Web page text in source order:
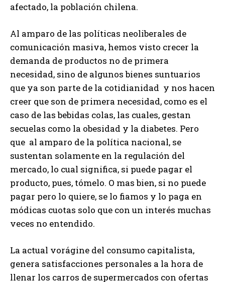
afectado, la población chilena.
Al amparo de las políticas neoliberales de
comunicación masiva, hemos visto crecer la
demanda de productos no de primera
necesidad, sino de algunos bienes suntuarios
que ya son parte de la cotidianidad y nos hacen
creer que son de primera necesidad, como es el
caso de las bebidas colas, las cuales, gestan
secuelas como la obesidad y la diabetes. Pero
que al amparo de la política nacional, se
sustentan solamente en la regulación del
mercado, lo cual significa, si puede pagar el
producto, pues, tómelo. O mas bien, si no puede
pagar pero lo quiere, se lo fiamos y lo paga en
módicas cuotas solo que con un interés muchas
veces no entendido.
La actual vorágine del consumo capitalista,
genera satisfacciones personales a la hora de
llenar los carros de supermercados con ofertas